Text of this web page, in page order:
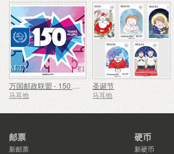
万国邮政联盟 - 150 周年
马耳他
圣诞节
马耳他
邮票
新邮票
硬币
新硬币